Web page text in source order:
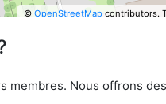
© OpenStreetMapcontributors.
membres. Nous offrons